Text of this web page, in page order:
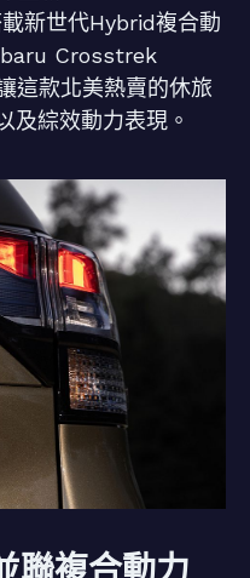
新世代Hybrid複合動
Crosstrek
這款北美熱賣的休旅
及綜效動力表現。